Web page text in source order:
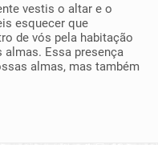
vestis o altar e o
esquecer que
de vós pela habitação
almas. Essa presença
almas, mas também